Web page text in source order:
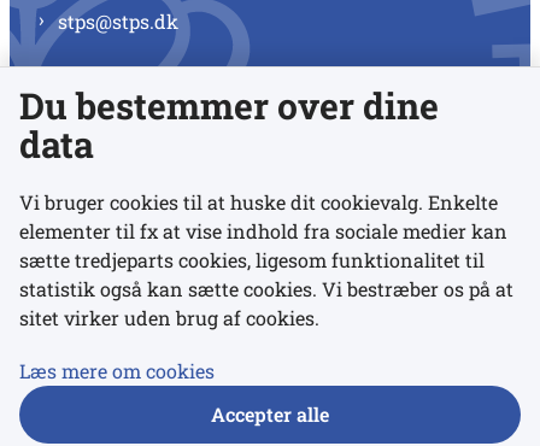
stps@stps.dk
Se alle kontaktnumre
Links
Udgivelser
Du bestemmer over dine
data
Vi bruger cookies til at huske dit cookievalg. Enkelte
elementer til fx at vise indhold fra sociale medier kan
sætte tredjeparts cookies, ligesom funktionalitet til
statistik også kan sætte cookies. Vi bestræber os på at
sitet virker uden brug af cookies.
Læs mere om cookies
Accepter alle